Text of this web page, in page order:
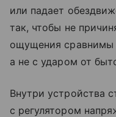
или падает
так, чтобы не
ощущения сравнимы
а не с ударом от
Внутри устройства
с регулятором